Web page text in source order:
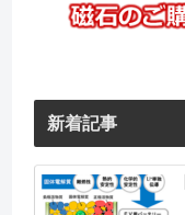
新着記事